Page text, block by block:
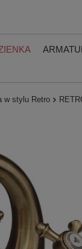
w stylu Retro